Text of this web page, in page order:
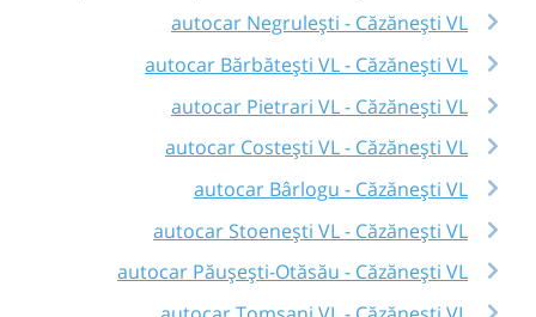
autocar Negrulești - Căzănești VL
autocar Bărbătești VL - Căzănești VL
autocar Pietrari VL - Căzănești VL
autocar Costești VL - Căzănești VL
autocar Bârlogu - Căzănești VL
autocar Stoenești VL - Căzănești VL
autocar Păușești-Otăsău - Căzănești VL